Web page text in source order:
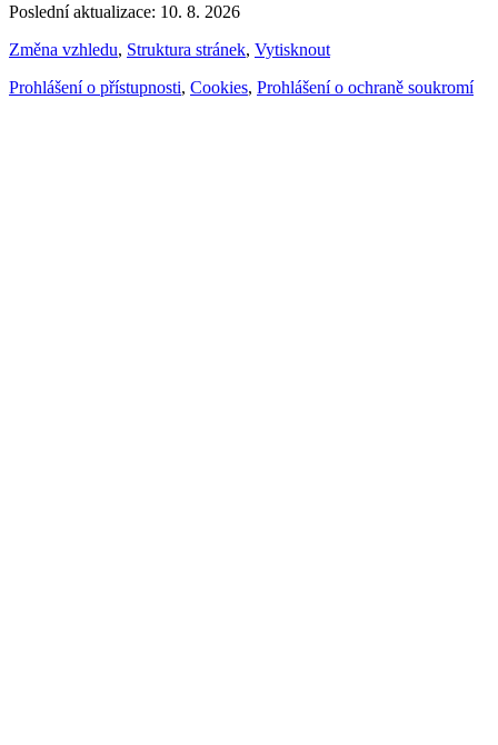
Poslední aktualizace: 10. 8. 2026
Změna vzhledu, Struktura stránek, Vytisknout
Prohlášení o přístupnosti, Cookies, Prohlášení o ochraně soukromí